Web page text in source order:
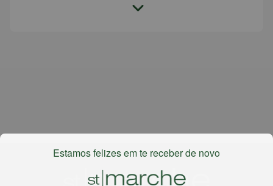
Estamos felizes em te receber de novo